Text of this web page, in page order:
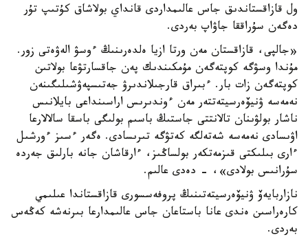
ول قازاقستاندىق جاس عالىمداردى قانداي بولاشاق كۇتىپ تۇر
دەگەن سۇراققا جاۋاپ بەردى.
«جالپى، قازاقستان مەن ورتا ازيا ەلدەرىنىڭ ءوسۋ الەۋەتى زور.
مۇندا وسۋگە كوپتەگەن مۇمكىندىك پەن جاقسارتۋعا بولاتىن
كوپتەگەن زات بار. ءبىراق قارجىلاندىرۋ جەتىسپەۋشىلىگىنەن
نەمەسە ۋنيۆەرسيتەتتەر مەن ءوندىرىس اراسىنداعى بايلانىس
ناشار بولۋىنان تالانتتى جاستىڭ باسىم بولىگى باسقا سالالارعا
اۋىسادى نەمەسە شەتەلگە كەتۋگە تىرىسادى. ەگەر ءسىز ءورشىل
ءارى بىلىكتى قىزمەتكەر بولساڭىز، ءارقاشان جانە بارلىق جەردە
سۇرانىس بولادى»، - دەدى عالىم.
نازاربايەۆ ۋنيۆەرسيتەتىنىڭ پروفەسسورى قازاقستاندا عىلىمي
كارەراسىن ەندى عانا باستاعان جاس عالىمدارعا بىرنەشە كەڭەس
بەردى.